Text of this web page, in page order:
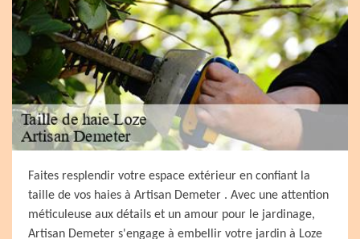
Faites resplendir votre espace extérieur en confiant la
taille de vos haies à Artisan Demeter . Avec une attention
méticuleuse aux détails et un amour pour le jardinage,
Artisan Demeter s'engage à embellir votre jardin à Loze